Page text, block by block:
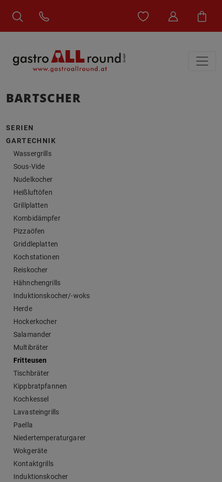
BARTSCHER
SERIEN
GARTECHNIK
Wassergrills
Sous-Vide
Nudelkocher
Heißluftöfen
Grillplatten
Kombidämpfer
Pizzaöfen
Griddleplatten
Kochstationen
Reiskocher
Hähnchengrills
Induktionskocher/-woks
Herde
Hockerkocher
Salamander
Multibräter
Fritteusen
Tischbräter
Kippbratpfannen
Kochkessel
Lavasteingrills
Paella
Niedertemperaturgarer
Wokgeräte
Kontaktgrills
Induktionskocher